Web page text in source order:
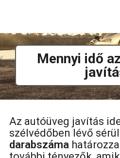
Mennyi idő
Az autóüveg javítás
szélvédőben lévő
darabszáma